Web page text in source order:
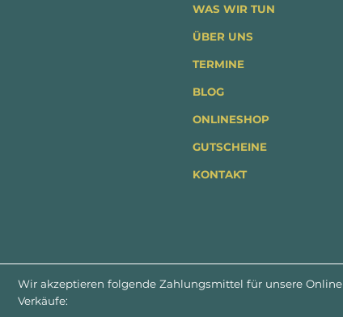
WAS WIR TUN
ÜBER UNS
TERMINE
BLOG
ONLINESHOP
GUTSCHEINE
KONTAKT
Wir akzeptieren folgende Zahlungsmittel für unsere Online
Verkäufe: